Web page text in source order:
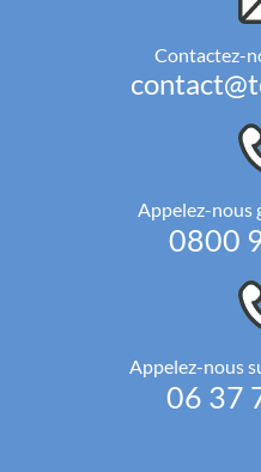
Contactez-
Appelez-nous
0800
Appelez-nous
06 37